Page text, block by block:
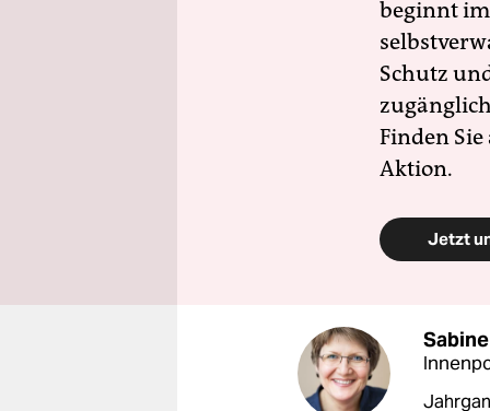
beginnt
Schutz
Finden
Aktion.
Jetzt